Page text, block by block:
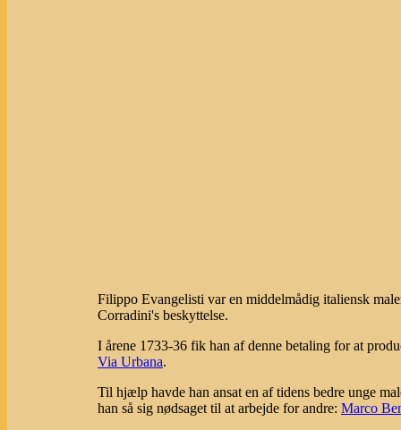
Filippo Evangelisti var en middelmådig italiensk
Corradini's beskyttelse.
I årene 1733-36 fik han af denne betaling for at
Via Urbana.
Til hjælp havde han ansat en af tidens bedre unge
han så sig nødsaget til at arbejde for andre: Marco